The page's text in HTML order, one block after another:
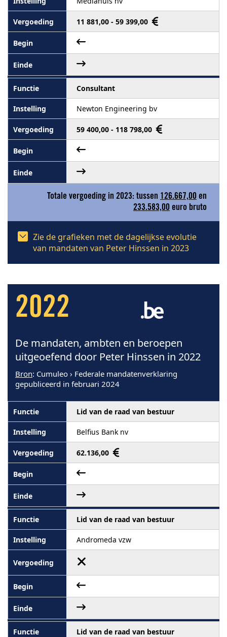
11 881,00 - 59 399,00
Consultant
Newton Engineering bv
59 400,00 - 118 798,00
Totale vergoeding in 2023: tussen 126.667,00 en
233.583,00 euro bruto
Zie de grafieken met de dagelijkse evolutie
van mandaten van Peter Hinssen in 2023
2022
De mandaten, ambten en beroepen
uitgeoefend door Peter Hinssen in 2022
Bron: Cumuleo › Federale mandatenverklaring
gepubliceerd in februari 2024
Lid van de raad van bestuur
Belfius Bank nv
62.136,00
Lid van de raad van bestuur
Andromeda vzw
Lid van de raad van bestuur